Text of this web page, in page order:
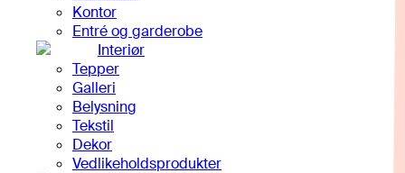
Kontor
Entré og garderobe
Interiør
Tepper
Galleri
Belysning
Tekstil
Dekor
Vedlikeholdsprodukter